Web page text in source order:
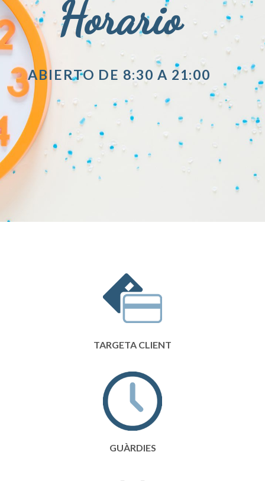
Horario
ABIERTO DE 8:30 A 21:00
TARGETA CLIENT
GUÀRDIES